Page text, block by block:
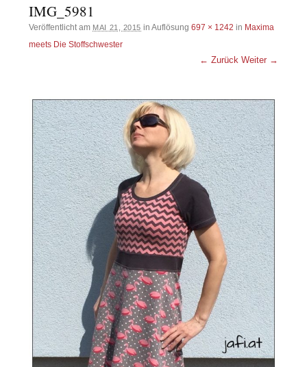
IMG_5981
Veröffentlicht am MAI 21, 2015 in Auflösung 697 × 1242 in Maxima
meets Die Stoffschwester
← Zurück Weiter →